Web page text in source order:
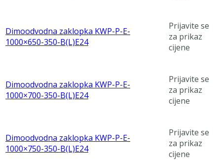
Dimoodvodna zaklopka KWP-P-E-
1000×650-350-B(L)E24
Prijavite se
za prikaz
cijene
Dimoodvodna zaklopka KWP-P-E-
1000×700-350-B(L)E24
Prijavite se
za prikaz
cijene
Dimoodvodna zaklopka KWP-P-E-
1000×750-350-B(L)E24
Prijavite se
za prikaz
cijene